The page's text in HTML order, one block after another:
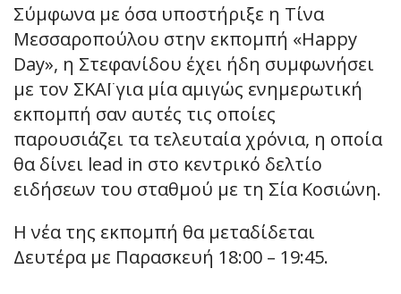
Σύμφωνα με όσα υποστήριξε η Τίνα
Μεσσαροπούλου στην εκπομπή «Happy
Day», η Στεφανίδου έχει ήδη συμφωνήσει
με τον ΣΚΑΪ για μία αμιγώς ενημερωτική
εκπομπή σαν αυτές τις οποίες
παρουσιάζει τα τελευταία χρόνια, η οποία
θα δίνει lead in στο κεντρικό δελτίο
ειδήσεων του σταθμού με τη Σία Κοσιώνη.
Η νέα της εκπομπή θα μεταδίδεται
Δευτέρα με Παρασκευή 18:00 – 19:45.